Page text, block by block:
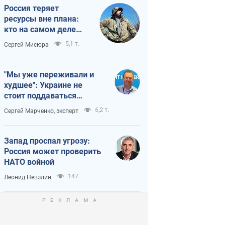
Россия теряет
ресурсы вне плана:
кто на самом деле
диктует темп войны
Сергей Мисюра 5,1 т.
"Мы уже переживали и
худшее": Украине не
стоит поддаваться
отчаянию из-за
ракетного террора
Сергей Марченко, эксперт 6,2 т.
Запад проспал угрозу:
Россия может проверить
НАТО войной
Леонид Невзлин 147